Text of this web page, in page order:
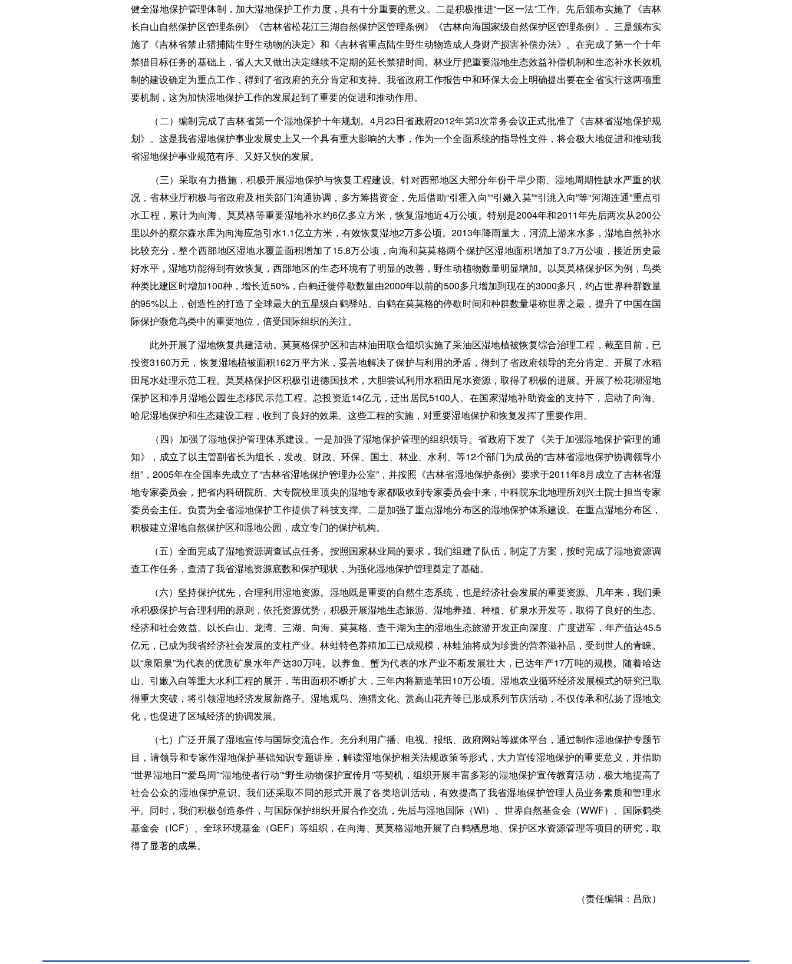
健全湿地保护管理体制，加大湿地保护工作力度，具有十分重要的意义。二是积极推进“一区一法”工作。先后颁布实施了《吉林
长白山自然保护区管理条例》《吉林省松花江三湖自然保护区管理条例》《吉林向海国家级自然保护区管理条例》。三是颁布实
施了《吉林省禁止猎捕陆生野生动物的决定》和《吉林省重点陆生野生动物造成人身财产损害补偿办法》。在完成了第一个十年
禁猎目标任务的基础上，省人大又做出决定继续不定期的延长禁猎时间。林业厅把重要湿地生态效益补偿机制和生态补水长效机
制的建设确定为重点工作，得到了省政府的充分肯定和支持。我省政府工作报告中和环保大会上明确提出要在全省实行这两项重
要机制，这为加快湿地保护工作的发展起到了重要的促进和推动作用。
（二）编制完成了吉林省第一个湿地保护十年规划。4月23日省政府2012年第3次常务会议正式批准了《吉林省湿地保护规
划》。这是我省湿地保护事业发展史上又一个具有重大影响的大事，作为一个全面系统的指导性文件，将会极大地促进和推动我
省湿地保护事业规范有序、又好又快的发展。
（三）采取有力措施，积极开展湿地保护与恢复工程建设。针对西部地区大部分年份干旱少雨、湿地周期性缺水严重的状
况，省林业厅积极与省政府及相关部门沟通协调，多方筹措资金，先后借助“引霍入向”“引嫩入莫”“引洮入向”等“河湖连通”重点引
水工程，累计为向海、莫莫格等重要湿地补水约6亿多立方米，恢复湿地近4万公顷。特别是2004年和2011年先后两次从200公
里以外的察尔森水库为向海应急引水1.1亿立方米，有效恢复湿地2万多公顷。2013年降雨量大，河流上游来水多，湿地自然补水
比较充分，整个西部地区湿地水覆盖面积增加了15.8万公顷，向海和莫莫格两个保护区湿地面积增加了3.7万公顷，接近历史最
好水平，湿地功能得到有效恢复，西部地区的生态环境有了明显的改善，野生动植物数量明显增加。以莫莫格保护区为例，鸟类
种类比建区时增加100种，增长近50%，白鹤迁徙停歇数量由2000年以前的500多只增加到现在的3000多只，约占世界种群数量
的95%以上，创造性的打造了全球最大的五星级白鹤驿站。白鹤在莫莫格的停歇时间和种群数量堪称世界之最，提升了中国在国
际保护濒危鸟类中的重要地位，倍受国际组织的关注。
此外开展了湿地恢复共建活动。莫莫格保护区和吉林油田联合组织实施了采油区湿地植被恢复综合治理工程，截至目前，已
投资3160万元，恢复湿地植被面积162万平方米，妥善地解决了保护与利用的矛盾，得到了省政府领导的充分肯定。开展了水稻
田尾水处理示范工程。莫莫格保护区积极引进德国技术，大胆尝试利用水稻田尾水资源，取得了积极的进展。开展了松花湖湿地
保护区和净月湿地公园生态移民示范工程。总投资近14亿元，迁出居民5100人。在国家湿地补助资金的支持下，启动了向海、
哈尼湿地保护和生态建设工程，收到了良好的效果。这些工程的实施，对重要湿地保护和恢复发挥了重要作用。
（四）加强了湿地保护管理体系建设。一是加强了湿地保护管理的组织领导。省政府下发了《关于加强湿地保护管理的通
知》，成立了以主管副省长为组长，发改、财政、环保、国土、林业、水利、等12个部门为成员的“吉林省湿地保护协调领导小
组”，2005年在全国率先成立了“吉林省湿地保护管理办公室”，并按照《吉林省湿地保护条例》要求于2011年8月成立了吉林省湿
地专家委员会，把省内科研院所、大专院校里顶尖的湿地专家都吸收到专家委员会中来，中科院东北地理所刘兴土院士担当专家
委员会主任。负责为全省湿地保护工作提供了科技支撑。二是加强了重点湿地分布区的湿地保护体系建设。在重点湿地分布区，
积极建立湿地自然保护区和湿地公园，成立专门的保护机构。
（五）全面完成了湿地资源调查试点任务。按照国家林业局的要求，我们组建了队伍，制定了方案，按时完成了湿地资源调
查工作任务，查清了我省湿地资源底数和保护现状，为强化湿地保护管理奠定了基础。
（六）坚持保护优先，合理利用湿地资源。湿地既是重要的自然生态系统，也是经济社会发展的重要资源。几年来，我们秉
承积极保护与合理利用的原则，依托资源优势，积极开展湿地生态旅游、湿地养殖、种植、矿泉水开发等，取得了良好的生态、
经济和社会效益。以长白山、龙湾、三湖、向海、莫莫格、查干湖为主的湿地生态旅游开发正向深度、广度进军，年产值达45.5
亿元，已成为我省经济社会发展的支柱产业。林蛙特色养殖加工已成规模，林蛙油将成为珍贵的营养滋补品，受到世人的青睐。
以“泉阳泉”为代表的优质矿泉水年产达30万吨。以养鱼、蟹为代表的水产业不断发展壮大，已达年产17万吨的规模。随着哈达
山、引嫩入白等重大水利工程的展开，苇田面积不断扩大，三年内将新造苇田10万公顷。湿地农业循环经济发展模式的研究已取
得重大突破，将引领湿地经济发展新路子。湿地观鸟、渔猎文化、赏高山花卉等已形成系列节庆活动，不仅传承和弘扬了湿地文
化，也促进了区域经济的协调发展。
（七）广泛开展了湿地宣传与国际交流合作。充分利用广播、电视、报纸、政府网站等媒体平台，通过制作湿地保护专题节
目，请领导和专家作湿地保护基础知识专题讲座，解读湿地保护相关法规政策等形式，大力宣传湿地保护的重要意义，并借助
“世界湿地日”“爱鸟周”“湿地使者行动”“野生动物保护宣传月”等契机，组织开展丰富多彩的湿地保护宣传教育活动，极大地提高了
社会公众的湿地保护意识。我们还采取不同的形式开展了各类培训活动，有效提高了我省湿地保护管理人员业务素质和管理水
平。同时，我们积极创造条件，与国际保护组织开展合作交流，先后与湿地国际（WI）、世界自然基金会（WWF）、国际鹤类
基金会（ICF）、全球环境基金（GEF）等组织，在向海、莫莫格湿地开展了白鹤栖息地、保护区水资源管理等项目的研究，取
得了显著的成果。
（责任编辑： 吕欣）